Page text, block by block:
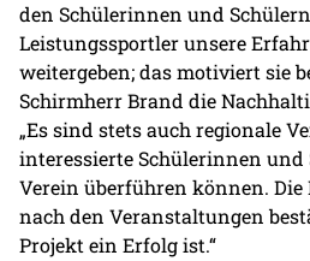
den Schülerinnen und
Leistungssportler unsere
weitergeben; das motiviert sie
Schirmherr Brand die
„Es sind stets auch regionale
interessierte Schülerinnen
Verein überführen können. Die
nach den Veranstaltungen
Projekt ein Erfolg ist.“